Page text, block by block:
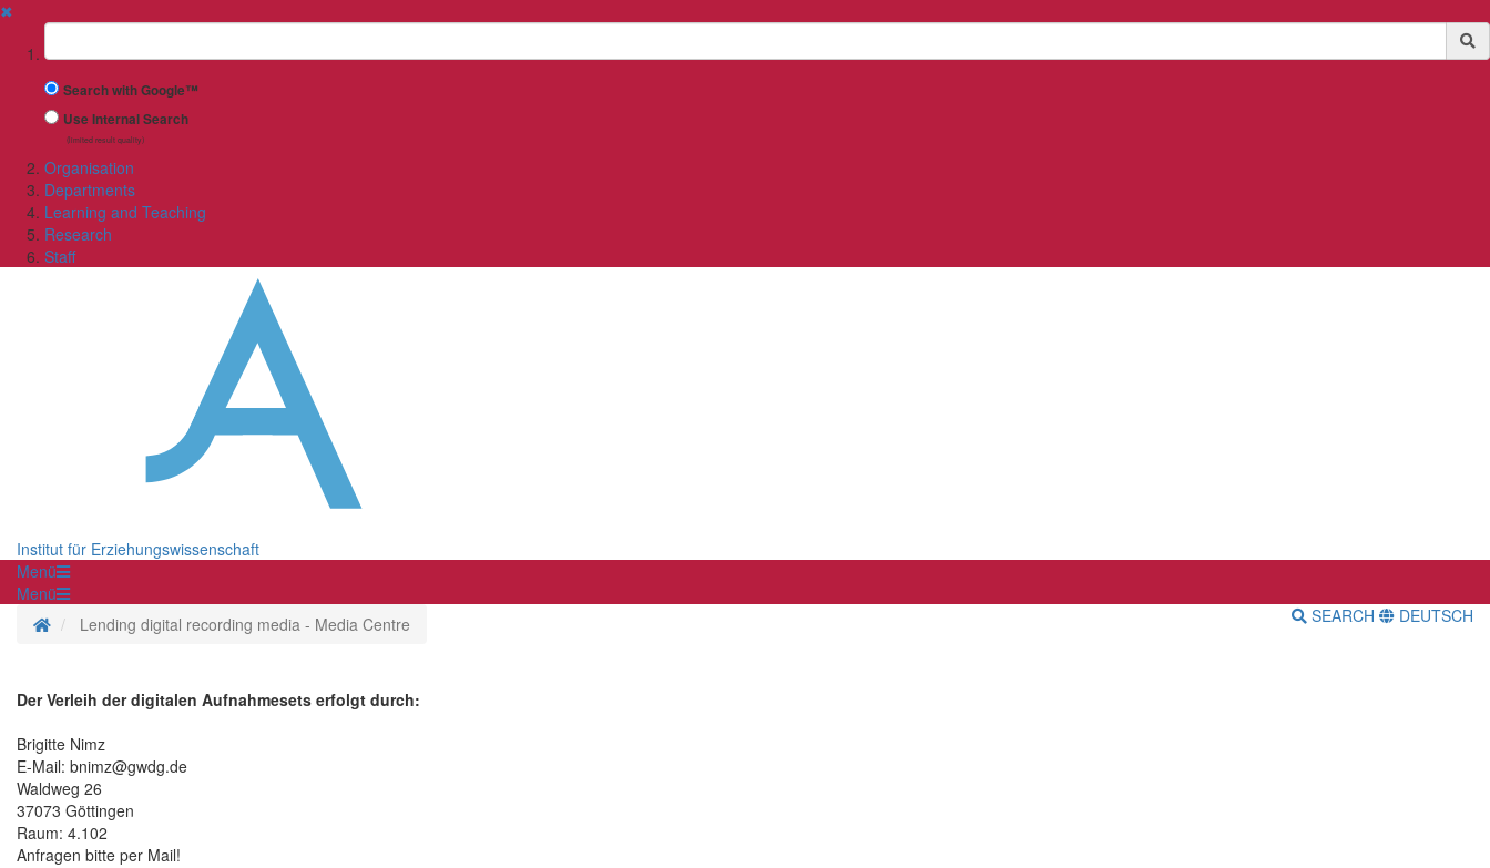
✖
Suchbegriff
Search with Google™
Use Internal Search
(limited result quality)
Organisation
Departments
Learning and Teaching
Research
Staff
Institut für Erziehungswissenschaft
Menü
Menü
Homepage
Lending digital recording media - Media Centre SEARCH DEUTSCH
Der Verleih der digitalen Aufnahmesets erfolgt durch:
Brigitte Nimz
E-Mail: bnimz@gwdg.de
Waldweg 26
37073 Göttingen
Raum: 4.102
Anfragen bitte per Mail!